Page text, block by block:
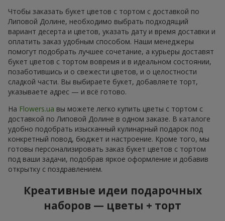
Чтобы заказать букет цветов с тортом с доставкой по
Липовой Долине, необходимо выбрать подходящий
вариант десерта и цветов, указать дату и время доставки и
оплатить заказ удобным способом. Наши менеджеры
помогут подобрать лучшее сочетание, а курьеры доставят
букет цветов с тортом вовремя и в идеальном состоянии,
позаботившись и о свежести цветов, и о целостности
сладкой части. Вы выбираете букет, добавляете торт,
указываете адрес — и всё готово.
На Flowers.ua вы можете легко купить цветы с тортом с
доставкой по Липовой Долине в одном заказе. В каталоге
удобно подобрать изысканный кулинарный подарок под
конкретный повод, бюджет и настроение. Кроме того, мы
готовы персонализировать заказ букет цветов с тортом
под ваши задачи, подобрав яркое оформление и добавив
открытку с поздравлением.
Креативные идеи подарочных
наборов — цветы + торт